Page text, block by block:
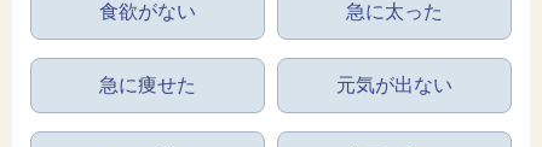
食欲がない 急に太った
急に痩せた 元気が出ない